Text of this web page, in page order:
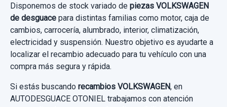
ELEVALUNAS DELANTERO IZQUIERDO
5G4837461H ELÉCTRICO
Consultar por whatsapp
PINZA FRENO TRASERA DERECHA...
usado.
VOLKSWAGEN GOLF VII LIM. ADVANCE
BLUEMOTION TECH.
Ref:975203 OEM: 5q0615406db
Disponemos de stock variado de piezas VOLKSWAGEN
de desguace para distintas familias como motor, caja de
cambios, carrocería, alumbrado, interior, climatización,
electricidad y suspensión. Nuestro objetivo es ayudarte a
localizar el recambio adecuado para tu vehículo con una
compra más segura y rápida.
Si estás buscando recambios VOLKSWAGEN, en
AUTODESGUACE OTONIEL trabajamos con atención